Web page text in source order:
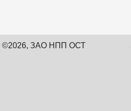
©2026, ЗАО НПП ОСТ